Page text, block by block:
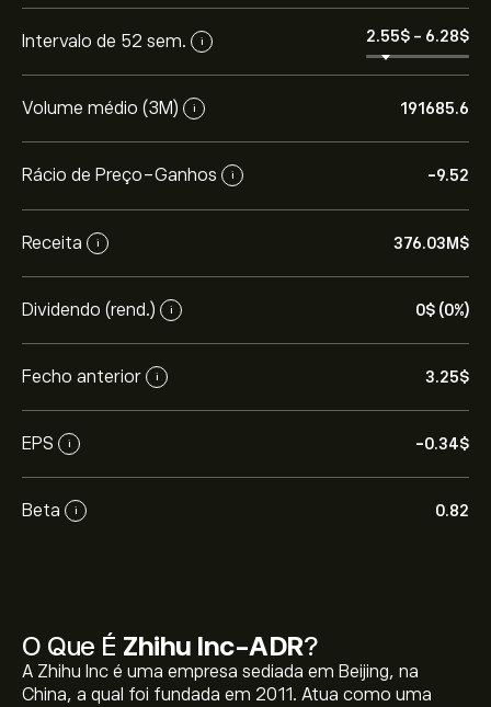
Intervalo de 52 sem. i 2.55‎$‎ - 6.28‎$‎
Volume médio (3M) i 191685.6
Rácio de Preço-Ganhos i -9.52
Receita i 376.03M‎$‎
Dividendo (rend.) i 0‎$‎ (0%)
Fecho anterior i 3.25‎$‎
EPS i -0.34‎$‎
Beta i 0.82
O Que É Zhihu Inc-ADR?
A Zhihu Inc é uma empresa sediada em Beijing, na
China, a qual foi fundada em 2011. Atua como uma